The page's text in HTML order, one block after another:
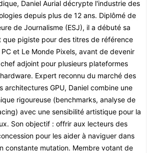
Daniel Aurial décrypte l'industrie des
depuis plus de 12 ans. Diplômé de
de Journalisme (ESJ), il a débuté sa
que pigiste pour des titres de référence
et Le Monde Pixels, avant de devenir
adjoint pour plusieurs plateformes
Expert reconnu du marché des
architectures GPU, Daniel combine une
rigoureuse (benchmarks, analyse de
avec une sensibilité artistique pour la
Son objectif : offrir aux lecteurs des
pour les aider à naviguer dans
constante mutation. Membre votant de